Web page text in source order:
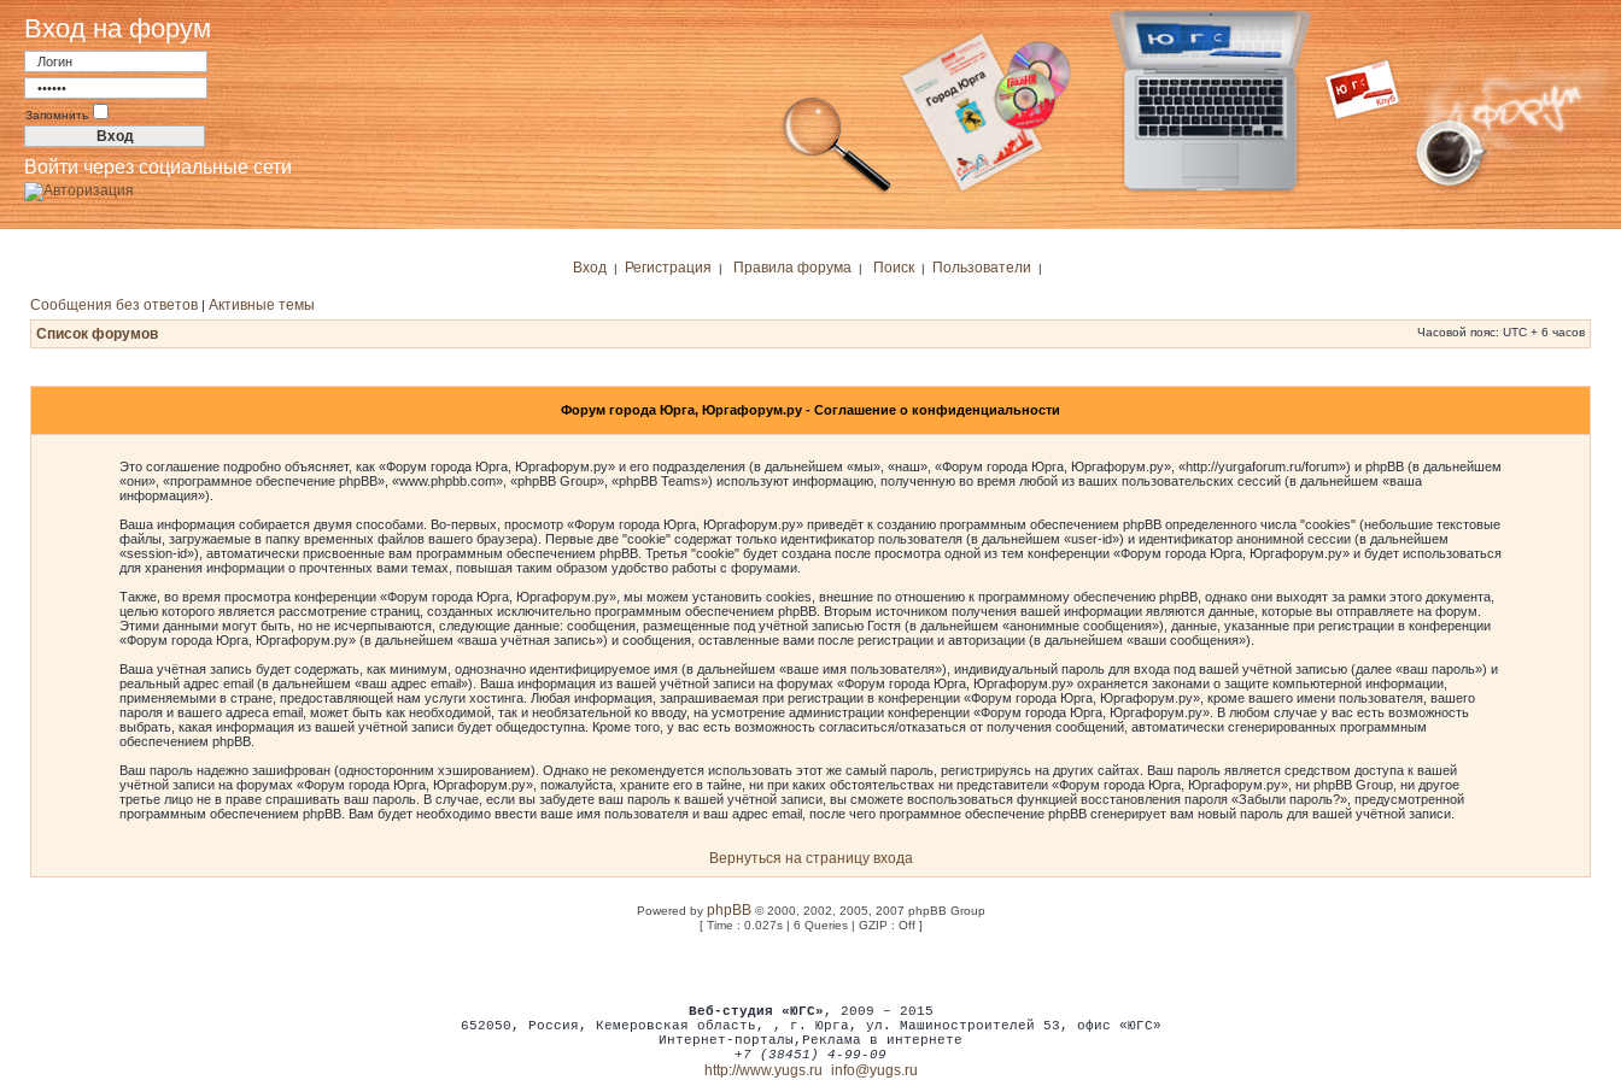
Вход на форум
Запомнить
Войти через социальные сети
Вход | Регистрация | Правила форума | Поиск| Пользователи |
Сообщения без ответов | Активные темы
Список форумов
Часовой пояс: UTC + 6 часов
Форум города Юрга, Юргафорум.ру - Соглашение о конфиденциальности
Это соглашение подробно объясняет, как «Форум города Юрга, Юргафорум.ру» и его подразделения (в дальнейшем «мы», «наш», «Форум города Юрга, Юргафорум.ру», «http://yurgaforum.ru/forum») и phpBB (в дальнейшем
«они», «программное обеспечение phpBB», «www.phpbb.com», «phpBB Group», «phpBB Teams») используют информацию, полученную во время любой из ваших пользовательских сессий (в дальнейшем «ваша
информация»).
Ваша информация собирается двумя способами. Во-первых, просмотр «Форум города Юрга, Юргафорум.ру» приведёт к созданию программным обеспечением phpBB определенного числа "cookies" (небольшие текстовые
файлы, загружаемые в папку временных файлов вашего браузера). Первые две "cookie" содержат только идентификатор пользователя (в дальнейшем «user-id») и идентификатор анонимной сессии (в дальнейшем
«session-id»), автоматически присвоенные вам программным обеспечением phpBB. Третья "cookie" будет создана после просмотра одной из тем конференции «Форум города Юрга, Юргафорум.ру» и будет использоваться
для хранения информации о прочтенных вами темах, повышая таким образом удобство работы с форумами.
Также, во время просмотра конференции «Форум города Юрга, Юргафорум.ру», мы можем установить cookies, внешние по отношению к программному обеспечению phpBB, однако они выходят за рамки этого документа,
целью которого является рассмотрение страниц, созданных исключительно программным обеспечением phpBB. Вторым источником получения вашей информации являются данные, которые вы отправляете на форум.
Этими данными могут быть, но не исчерпываются, следующие данные: сообщения, размещенные под учётной записью Гостя (в дальнейшем «анонимные сообщения»), данные, указанные при регистрации в конференции
«Форум города Юрга, Юргафорум.ру» (в дальнейшем «ваша учётная запись») и сообщения, оставленные вами после регистрации и авторизации (в дальнейшем «ваши сообщения»).
Ваша учётная запись будет содержать, как минимум, однозначно идентифицируемое имя (в дальнейшем «ваше имя пользователя»), индивидуальный пароль для входа под вашей учётной записью (далее «ваш пароль») и
реальный адрес email (в дальнейшем «ваш адрес email»). Ваша информация из вашей учётной записи на форумах «Форум города Юрга, Юргафорум.ру» охраняется законами о защите компьютерной информации,
применяемыми в стране, предоставляющей нам услуги хостинга. Любая информация, запрашиваемая при регистрации в конференции «Форум города Юрга, Юргафорум.ру», кроме вашего имени пользователя, вашего
пароля и вашего адреса email, может быть как необходимой, так и необязательной ко вводу, на усмотрение администрации конференции «Форум города Юрга, Юргафорум.ру». В любом случае у вас есть возможность
выбрать, какая информация из вашей учётной записи будет общедоступна. Кроме того, у вас есть возможность согласиться/отказаться от получения сообщений, автоматически сгенерированных программным
обеспечением phpBB.
Ваш пароль надежно зашифрован (односторонним хэшированием). Однако не рекомендуется использовать этот же самый пароль, регистрируясь на других сайтах. Ваш пароль является средством доступа к вашей
учётной записи на форумах «Форум города Юрга, Юргафорум.ру», пожалуйста, храните его в тайне, ни при каких обстоятельствах ни представители «Форум города Юрга, Юргафорум.ру», ни phpBB Group, ни другое
третье лицо не в праве спрашивать ваш пароль. В случае, если вы забудете ваш пароль к вашей учётной записи, вы сможете воспользоваться функцией восстановления пароля «Забыли пароль?», предусмотренной
программным обеспечением phpBB. Вам будет необходимо ввести ваше имя пользователя и ваш адрес email, после чего программное обеспечение phpBB сгенерирует вам новый пароль для вашей учётной записи.
Вернуться на страницу входа
Powered by phpBB© 2000, 2002, 2005, 2007 phpBB Group
[ Time : 0.027s | 6 Queries | GZIP : Off ]
Веб-студия «ЮГС» , 2009 – 2015
652050 , Россия , Кемеровская область, , г. Юрга, ул. Машиностроителей 53 , офис «ЮГС»
Интернет-порталы , Реклама в интернете
+7 (38451) 4-99-09
http://www.yugs.ru info@yugs.ru